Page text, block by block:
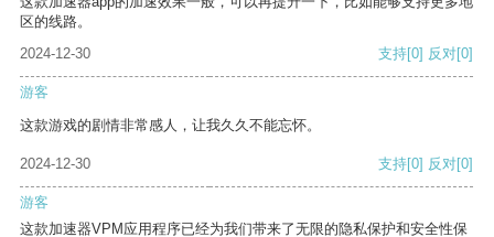
区的线路。
2024-12-30
支持[0] 反对[0]
游客
这款游戏的剧情非常感人，让我久久不能忘怀。
2024-12-30 支持[0] 反对[0]
游客
这款加速器VPM应用程序已经为我们带来了无限的隐私保护和安全性保